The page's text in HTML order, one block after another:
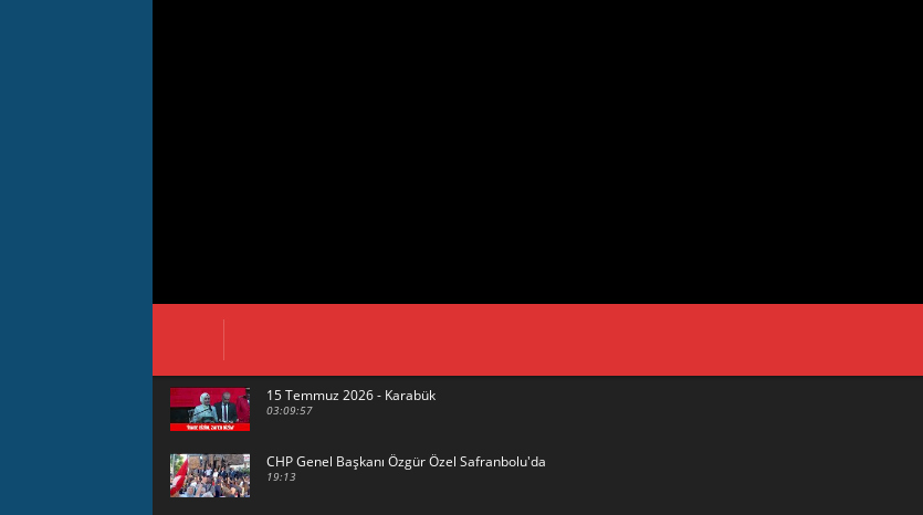
15 Temmuz 2026 - Karabük
03:09:57
CHP Genel Başkanı Özgür Özel Safranbolu'da
19:13